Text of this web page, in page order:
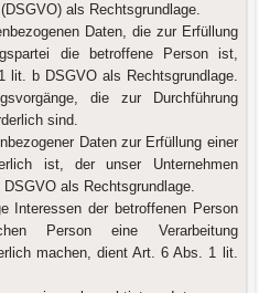
als Rechtsgrundlage.
Daten, die zur Erfüllung
die betroffene Person ist,
lit. b DSGVO als Rechtsgrundlage.
die zur Durchführung
sind.
Daten zur Erfüllung einer
ist, der unser Unternehmen
als Rechtsgrundlage.
Interessen der betroffenen Person
Person eine Verarbeitung
machen, dient Art. 6 Abs. 1 lit.